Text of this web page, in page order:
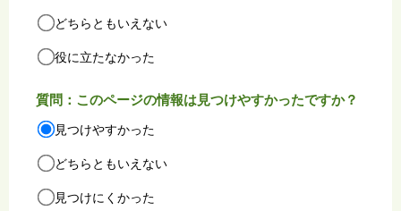
どちらともいえない
役に立たなかった
質問：このページの情報は見つけやすかったですか？
見つけやすかった
どちらともいえない
見つけにくかった